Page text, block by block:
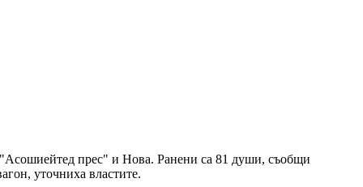
"Асошиейтед прес" и Нова. Ранени са 81 души, съобщи
уточниха властите.